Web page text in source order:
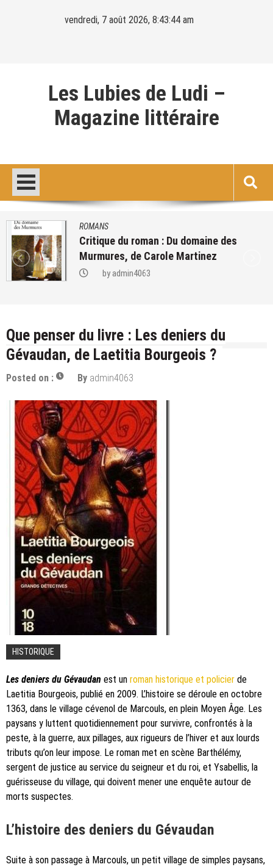
vendredi, 7 août 2026, 8:43:45 am
Les Lubies de Ludi –
Magazine littéraire
ROMANS
lecture de : Les lois de l’attraction –
Easton Ellis
byadmin4063
Que penser du livre : Les deniers du
Gévaudan, de Laetitia Bourgeois ?
Posted on : By admin4063
HISTORIQUE
Les deniers du Gévaudan est un roman historique et policier de
Laetitia Bourgeois, publié en 2009. L’histoire se déroule en octobre
1363, dans le village cévenol de Marcouls, en plein Moyen Âge. Les
paysans y luttent quotidiennement pour survivre, confrontés à la
peste, à la guerre, aux pillages, aux rigueurs de l’hiver et aux lourds
tributs qu’on leur impose. Le roman met en scène Barthélémy,
sergent de justice au service du seigneur et du roi, et Ysabellis, la
guérisseuse du village, qui doivent mener une enquête autour de
morts suspectes.
L’histoire des deniers du Gévaudan
Suite à son passage à Marcouls, un petit village de simples paysans,